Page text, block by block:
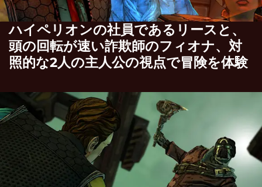
ハイペリオンの社員であるリースと、
頭の回転が速い詐欺師のフィオナ、対
照的な2人の主人公の視点で冒険を体験